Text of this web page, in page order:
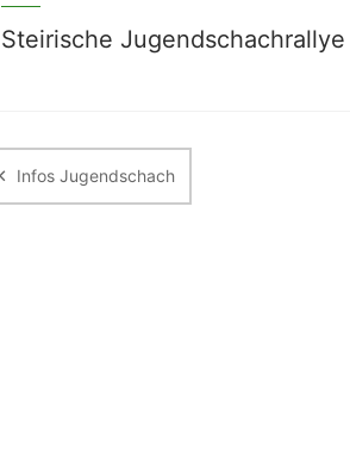
Steirische
Infos Jugendschach